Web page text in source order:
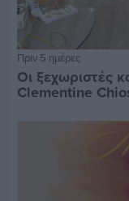
Πριν 5 ημέρες
Οι ξεχωριστές
Clementine